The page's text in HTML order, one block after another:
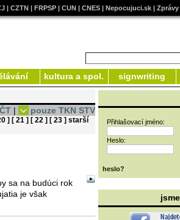
| CZTN| FRPSP| CUN| CNES| Nepocujuci.sk| Zprávy
kultura a spol. signwriting
| pouze TKN STV
] [ 21 ] [ 22 ] [ 23 ] starší
sa na budúci rok
je však
Přihlašovací jméno:
Heslo:
heslo?